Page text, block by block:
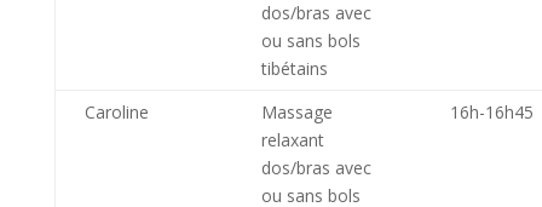
dos/bras avec
ou sans bols
tibétains
Caroline
Massage
relaxant
dos/bras avec
ou sans bols
16h-16h45